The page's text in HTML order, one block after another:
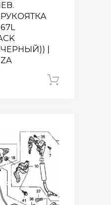
|